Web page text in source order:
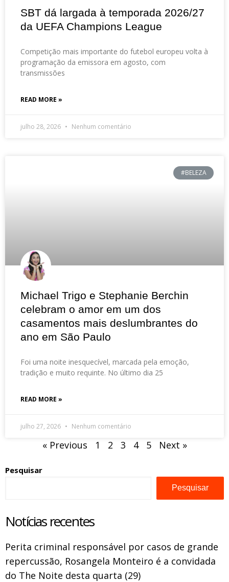
SBT dá largada à temporada 2026/27
da UEFA Champions League
Competição mais importante do futebol europeu volta à
programação da emissora em agosto, com
transmissões
READ MORE »
julho 28, 2026 Nenhum comentário
#BELEZA
Michael Trigo e Stephanie Berchin
celebram o amor em um dos
casamentos mais deslumbrantes do
ano em São Paulo
Foi uma noite inesquecível, marcada pela emoção,
tradição e muito requinte. No último dia 25
READ MORE »
julho 27, 2026 Nenhum comentário
« Previous 1 2 3 4 5 Next »
Pesquisar
Pesquisar
Notícias recentes
Perita criminal responsável por casos de grande
repercussão, Rosangela Monteiro é a convidada
do The Noite desta quarta (29)